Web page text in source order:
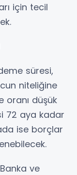
için tecil
süresi,
niteliğine
oranı düşük
72 aya kadar
ise borçlar
ve